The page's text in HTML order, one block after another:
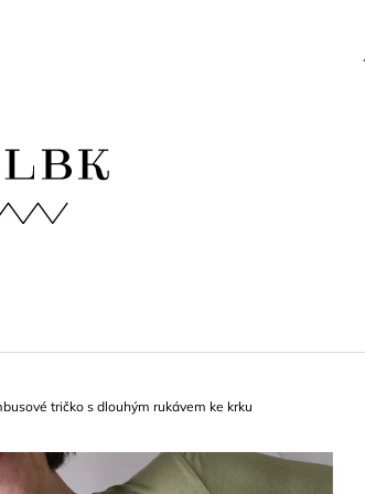
tričko s dlouhým rukávem ke krku
HLEDAT
BLEDĚMODRÉ BAMBUSOVÉ